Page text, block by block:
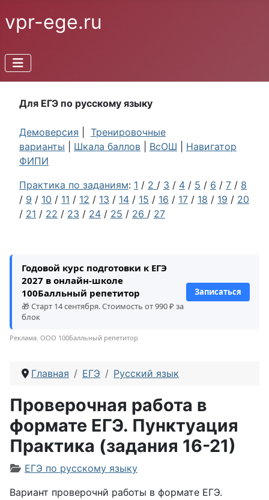
vpr-ege.ru
Для ЕГЭ по русскому языку
Демоверсия
Тренировочные
варианты
Шкала баллов ВсОШ
Навигатор
ФИПИ
Практика по заданиям: 1 / 2 / 3 / 4 / 5 / 6 / 7 / 8
/ 9 / 10 / 11 / 12 / 13 / 14 / 15 / 16 / 17 / 18 / 19 / 20
/ 21 / 22 / 23 / 24 / 25 / 26 / 27
Годовой курс подготовки к ЕГЭ
2027 в онлайн-школе
100Балльный репетитор
🎁 Старт 14 сентября. Стоимость от 990 ₽ за
блок
Записаться
Реклама. ООО 100Балльный репетитор
Главная ЕГЭ Русский язык
Проверочная работа в
формате ЕГЭ. Пунктуация
Практика (задания 16-21)
Информация о материале
ЕГЭ по русскому языку
Вариант проверочнй работы в формате ЕГЭ.